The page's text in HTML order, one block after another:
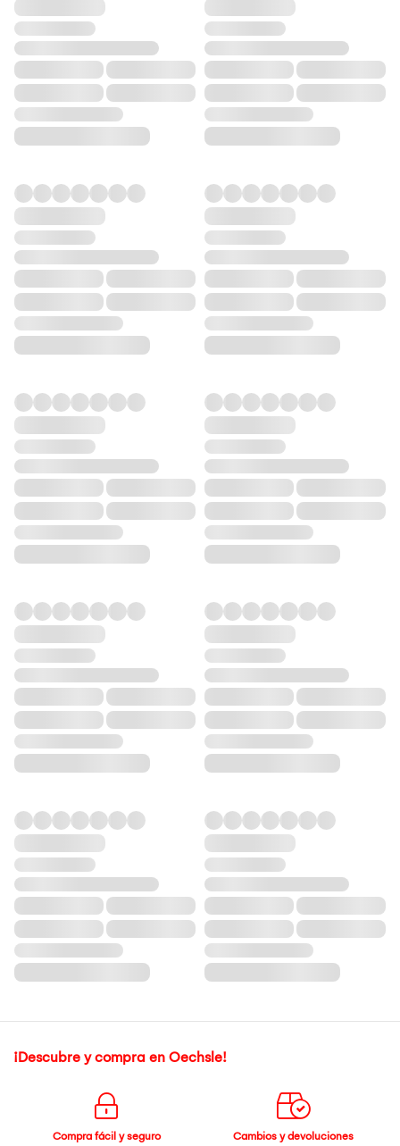
¡Descubre y compra en Oechsle!
Compra fácil y seguro
Cambios y devoluciones